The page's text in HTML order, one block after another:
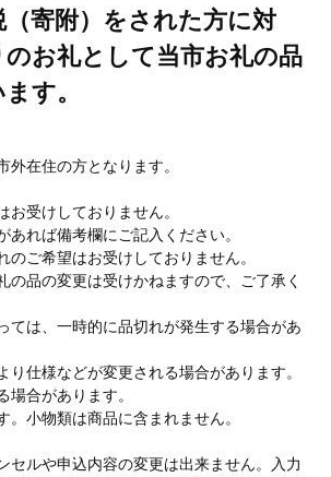
寄附）をされた方に対
のお礼として当市お礼の品
す。
外在住の方となります。
お受けしておりません。
あれば備考欄にご記入ください。
のご希望はお受けしておりません。
の品の変更は受けかねますので、ご了承く
ては、一時的に品切れが発生する場合があ
り仕様などが変更される場合があります。
場合があります。
。小物類は商品に含まれません。
セルや申込内容の変更は出来ません。入力